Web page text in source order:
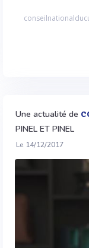
Une actualité de
PINEL ET PINEL
Le 14/12/2017